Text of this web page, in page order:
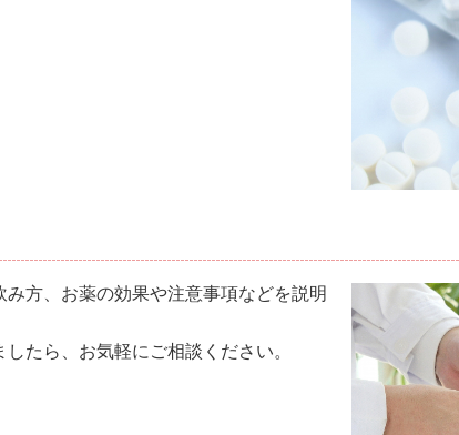
方、お薬の効果や注意事項などを説明
たら、お気軽にご相談ください。